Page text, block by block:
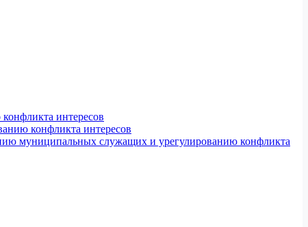
интересов
конфликта интересов
муниципальных служащих и урегулированию конфликта